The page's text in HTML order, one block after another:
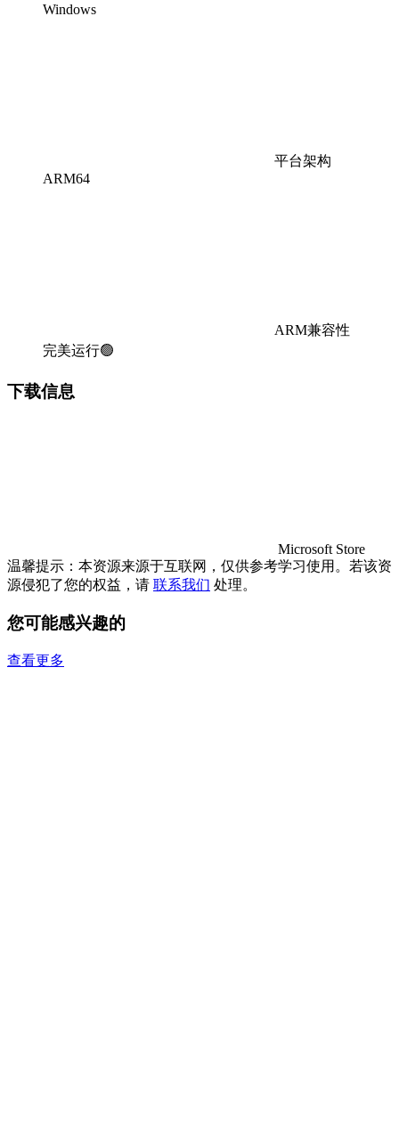
Windows
平台架构
ARM64
ARM兼容性
完美运行🟢
下载信息
Microsoft Store
温馨提示：本资源来源于互联网，仅供参考学习使用。若该资
源侵犯了您的权益，请 联系我们 处理。
您可能感兴趣的
查看更多